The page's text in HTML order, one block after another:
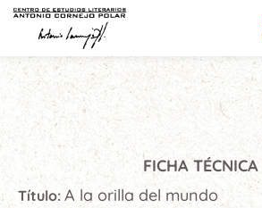
FICHA TÉCNICA
Título: A la orilla del mundo